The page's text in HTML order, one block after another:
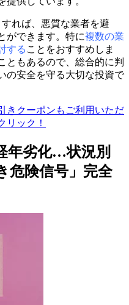
れば、悪質な業者を避
ができます。特に複数の業
する ことをおすすめしま
ともあるので、総合的に判
の安全を守る大切な投資で
年劣化…状況別
危険信号」完全